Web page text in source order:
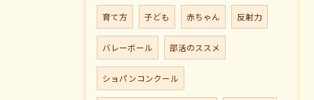
育て方 子ども 赤ちゃん 反射力
バレーボール 部活のススメ
ショパンコンクール